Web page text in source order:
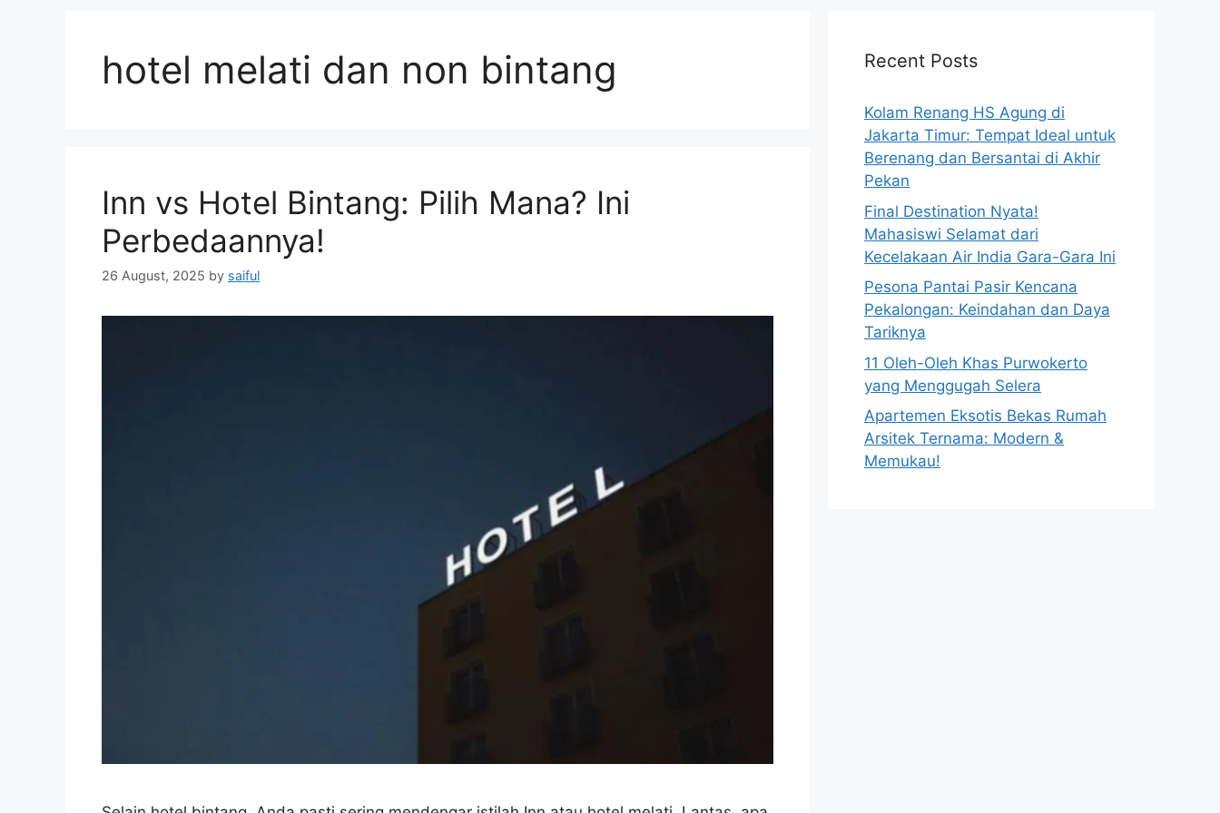
hotel melati dan non bintang
Inn vs Hotel Bintang: Pilih Mana? Ini
Perbedaannya!
26 August, 2025 by saiful
Recent Posts
Kolam Renang HS Agung di
Jakarta Timur: Tempat Ideal untuk
Berenang dan Bersantai di Akhir
Pekan
Final Destination Nyata!
Mahasiswi Selamat dari
Kecelakaan Air India Gara-Gara Ini
Pesona Pantai Pasir Kencana
Pekalongan: Keindahan dan Daya
Tariknya
11 Oleh-Oleh Khas Purwokerto
yang Menggugah Selera
Apartemen Eksotis Bekas Rumah
Arsitek Ternama: Modern &
Memukau!